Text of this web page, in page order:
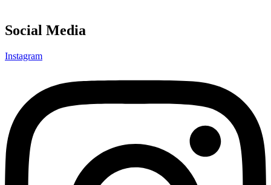
Social Media
Instagram